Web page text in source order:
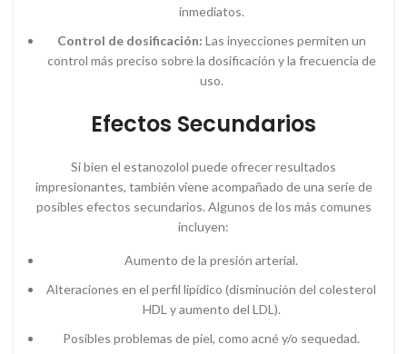
inmediatos.
Control de dosificación: Las inyecciones permiten un
control más preciso sobre la dosificación y la frecuencia de
uso.
Efectos Secundarios
Si bien el estanozolol puede ofrecer resultados
impresionantes, también viene acompañado de una serie de
posibles efectos secundarios. Algunos de los más comunes
incluyen:
Aumento de la presión arterial.
Alteraciones en el perfil lipídico (disminución del colesterol
HDL y aumento del LDL).
Posibles problemas de piel, como acné y/o sequedad.